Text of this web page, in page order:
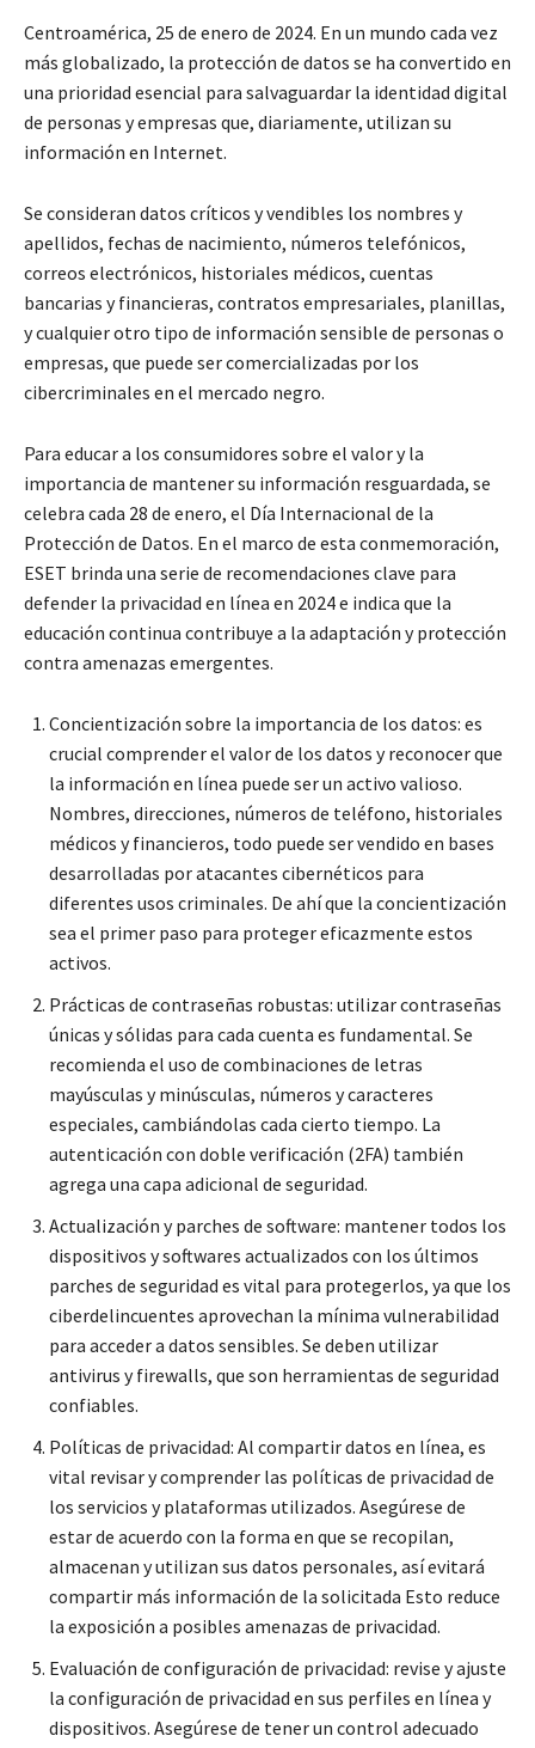
Centroamérica, 25 de enero de 2024. En un mundo cada vez
más globalizado, la protección de datos se ha convertido en
una prioridad esencial para salvaguardar la identidad digital
de personas y empresas que, diariamente, utilizan su
información en Internet.
Se consideran datos críticos y vendibles los nombres y
apellidos, fechas de nacimiento, números telefónicos,
correos electrónicos, historiales médicos, cuentas
bancarias y financieras, contratos empresariales, planillas,
y cualquier otro tipo de información sensible de personas o
empresas, que puede ser comercializadas por los
cibercriminales en el mercado negro.
Para educar a los consumidores sobre el valor y la
importancia de mantener su información resguardada, se
celebra cada 28 de enero, el Día Internacional de la
Protección de Datos. En el marco de esta conmemoración,
ESET brinda una serie de recomendaciones clave para
defender la privacidad en línea en 2024 e indica que la
educación continua contribuye a la adaptación y protección
contra amenazas emergentes.
Concientización sobre la importancia de los datos: es
crucial comprender el valor de los datos y reconocer que
la información en línea puede ser un activo valioso.
Nombres, direcciones, números de teléfono, historiales
médicos y financieros, todo puede ser vendido en bases
desarrolladas por atacantes cibernéticos para
diferentes usos criminales. De ahí que la concientización
sea el primer paso para proteger eficazmente estos
activos.
Prácticas de contraseñas robustas: utilizar contraseñas
únicas y sólidas para cada cuenta es fundamental. Se
recomienda el uso de combinaciones de letras
mayúsculas y minúsculas, números y caracteres
especiales, cambiándolas cada cierto tiempo. La
autenticación con doble verificación (2FA) también
agrega una capa adicional de seguridad.
Actualización y parches de software: mantener todos los
dispositivos y softwares actualizados con los últimos
parches de seguridad es vital para protegerlos, ya que los
ciberdelincuentes aprovechan la mínima vulnerabilidad
para acceder a datos sensibles. Se deben utilizar
antivirus y firewalls, que son herramientas de seguridad
confiables.
Políticas de privacidad: Al compartir datos en línea, es
vital revisar y comprender las políticas de privacidad de
los servicios y plataformas utilizados. Asegúrese de
estar de acuerdo con la forma en que se recopilan,
almacenan y utilizan sus datos personales, así evitará
compartir más información de la solicitada Esto reduce
la exposición a posibles amenazas de privacidad.
Evaluación de configuración de privacidad: revise y ajuste
la configuración de privacidad en sus perfiles en línea y
dispositivos. Asegúrese de tener un control adecuado